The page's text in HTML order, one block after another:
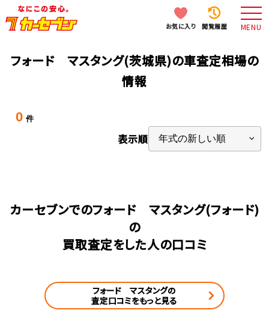
お気に入り 閲覧履歴 MENU
フォード マスタング(茨城県)の車査定相場の
情報
0 件
表示順
カーセブンでのフォード マスタング(フォード)
の
買取査定をした人の口コミ
フォード マスタングの
査定口コミをもっと見る